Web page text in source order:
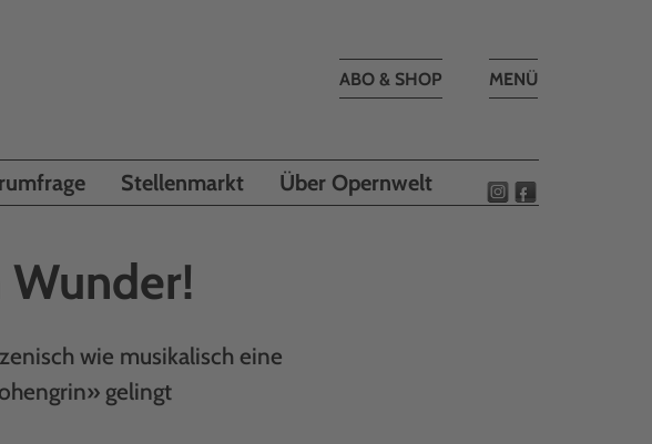
Toggle
MENÜ
ABO & SHOP
Stellenmarkt Über Opernwelt
wie musikalisch eine
gelingt